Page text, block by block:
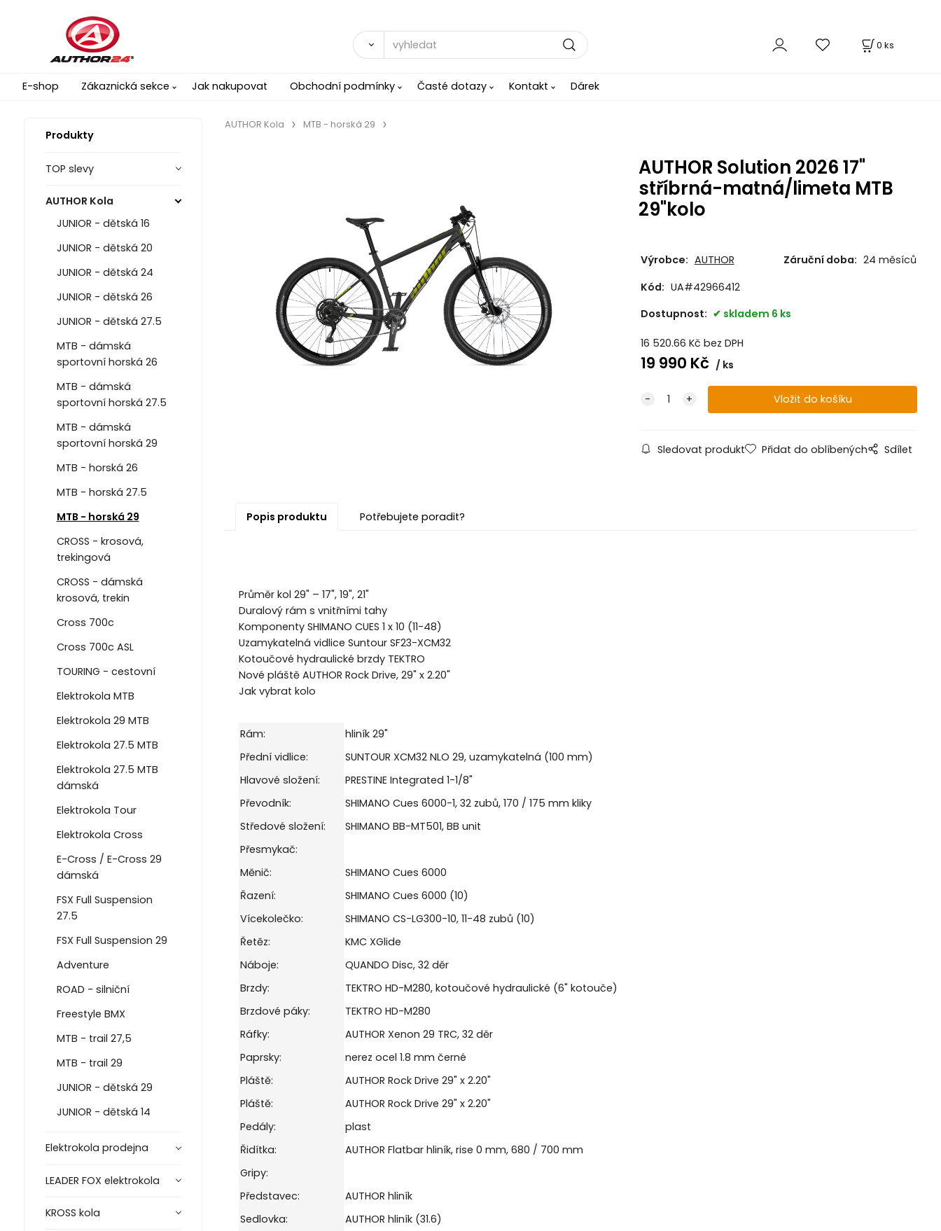
0 ks
E-shop Zákaznická sekce Jak nakupovat Obchodní podmínky Časté dotazy Kontakt Dárek
Produkty
TOP slevy
AUTHOR Kola
JUNIOR - dětská 16
JUNIOR - dětská 20
JUNIOR - dětská 24
JUNIOR - dětská 26
JUNIOR - dětská 27.5
MTB - dámská
sportovní horská 26
MTB - dámská
sportovní horská 27.5
MTB - dámská
sportovní horská 29
MTB - horská 26
MTB - horská 27.5
MTB - horská 29
CROSS - krosová,
trekingová
CROSS - dámská
krosová, trekin
Cross 700c
Cross 700c ASL
TOURING - cestovní
Elektrokola MTB
Elektrokola 29 MTB
Elektrokola 27.5 MTB
Elektrokola 27.5 MTB
dámská
Elektrokola Tour
Elektrokola Cross
E-Cross / E-Cross 29
dámská
FSX Full Suspension
27.5
FSX Full Suspension 29
Adventure
ROAD - silniční
Freestyle BMX
MTB - trail 27,5
MTB - trail 29
JUNIOR - dětská 29
JUNIOR - dětská 14
Elektrokola prodejna
LEADER FOX elektrokola
KROSS kola
AUTHOR Kola MTB - horská 29
AUTHOR Solution 2026 17"
stříbrná-matná/limeta MTB
29"kolo
Výrobce: AUTHOR Záruční doba: 24 měsíců
Kód: UA#42966412
Dostupnost:
skladem 6 ks
16 520.66 Kč bez DPH
19 990 Kč ks
Sledovat produkt Přidat do oblíbených Sdílet
Popis produktu Potřebujete poradit?
Průměr kol 29" – 17", 19", 21"
Duralový rám s vnitřními tahy
Komponenty SHIMANO CUES 1 x 10 (11-48)
Uzamykatelná vidlice Suntour SF23-XCM32
Kotoučové hydraulické brzdy TEKTRO
Nové pláště AUTHOR Rock Drive, 29" x 2.20"
Jak vybrat kolo
Rám:
hliník 29"
Přední vidlice:
SUNTOUR XCM32 NLO 29, uzamykatelná (100 mm)
Hlavové složení:
PRESTINE Integrated 1-1/8"
Převodník:
SHIMANO Cues 6000-1, 32 zubů, 170 / 175 mm kliky
Středové složení:
SHIMANO BB-MT501, BB unit
Přesmykač:
Měnič:
SHIMANO Cues 6000
Řazení:
SHIMANO Cues 6000 (10)
Vícekolečko:
SHIMANO CS-LG300-10, 11-48 zubů (10)
Řetěz:
KMC XGlide
Náboje:
QUANDO Disc, 32 děr
Brzdy:
TEKTRO HD-M280, kotoučové hydraulické (6" kotouče)
Brzdové páky:
TEKTRO HD-M280
Ráfky:
AUTHOR Xenon 29 TRC, 32 děr
Paprsky:
nerez ocel 1.8 mm černé
Pláště:
AUTHOR Rock Drive 29" x 2.20"
Pláště:
AUTHOR Rock Drive 29" x 2.20"
Pedály:
plast
Řidítka:
AUTHOR Flatbar hliník, rise 0 mm, 680 / 700 mm
Gripy:
Představec:
AUTHOR hliník
Sedlovka:
AUTHOR hliník (31.6)